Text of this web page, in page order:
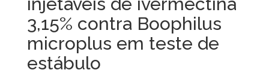
3,15% contra Boophilus
microplus em teste de
estábulo